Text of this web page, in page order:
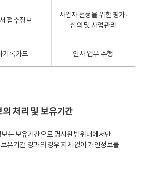
접수정보
사업자 선정을 위한 평가·
심의 및 사업관리
기록카드 인사 업무 수행
의 처리 및 보유기간
는 보유기간으로 명시된 범위내에서만
유기간 경과의 경우 지체 없이 개인정보를